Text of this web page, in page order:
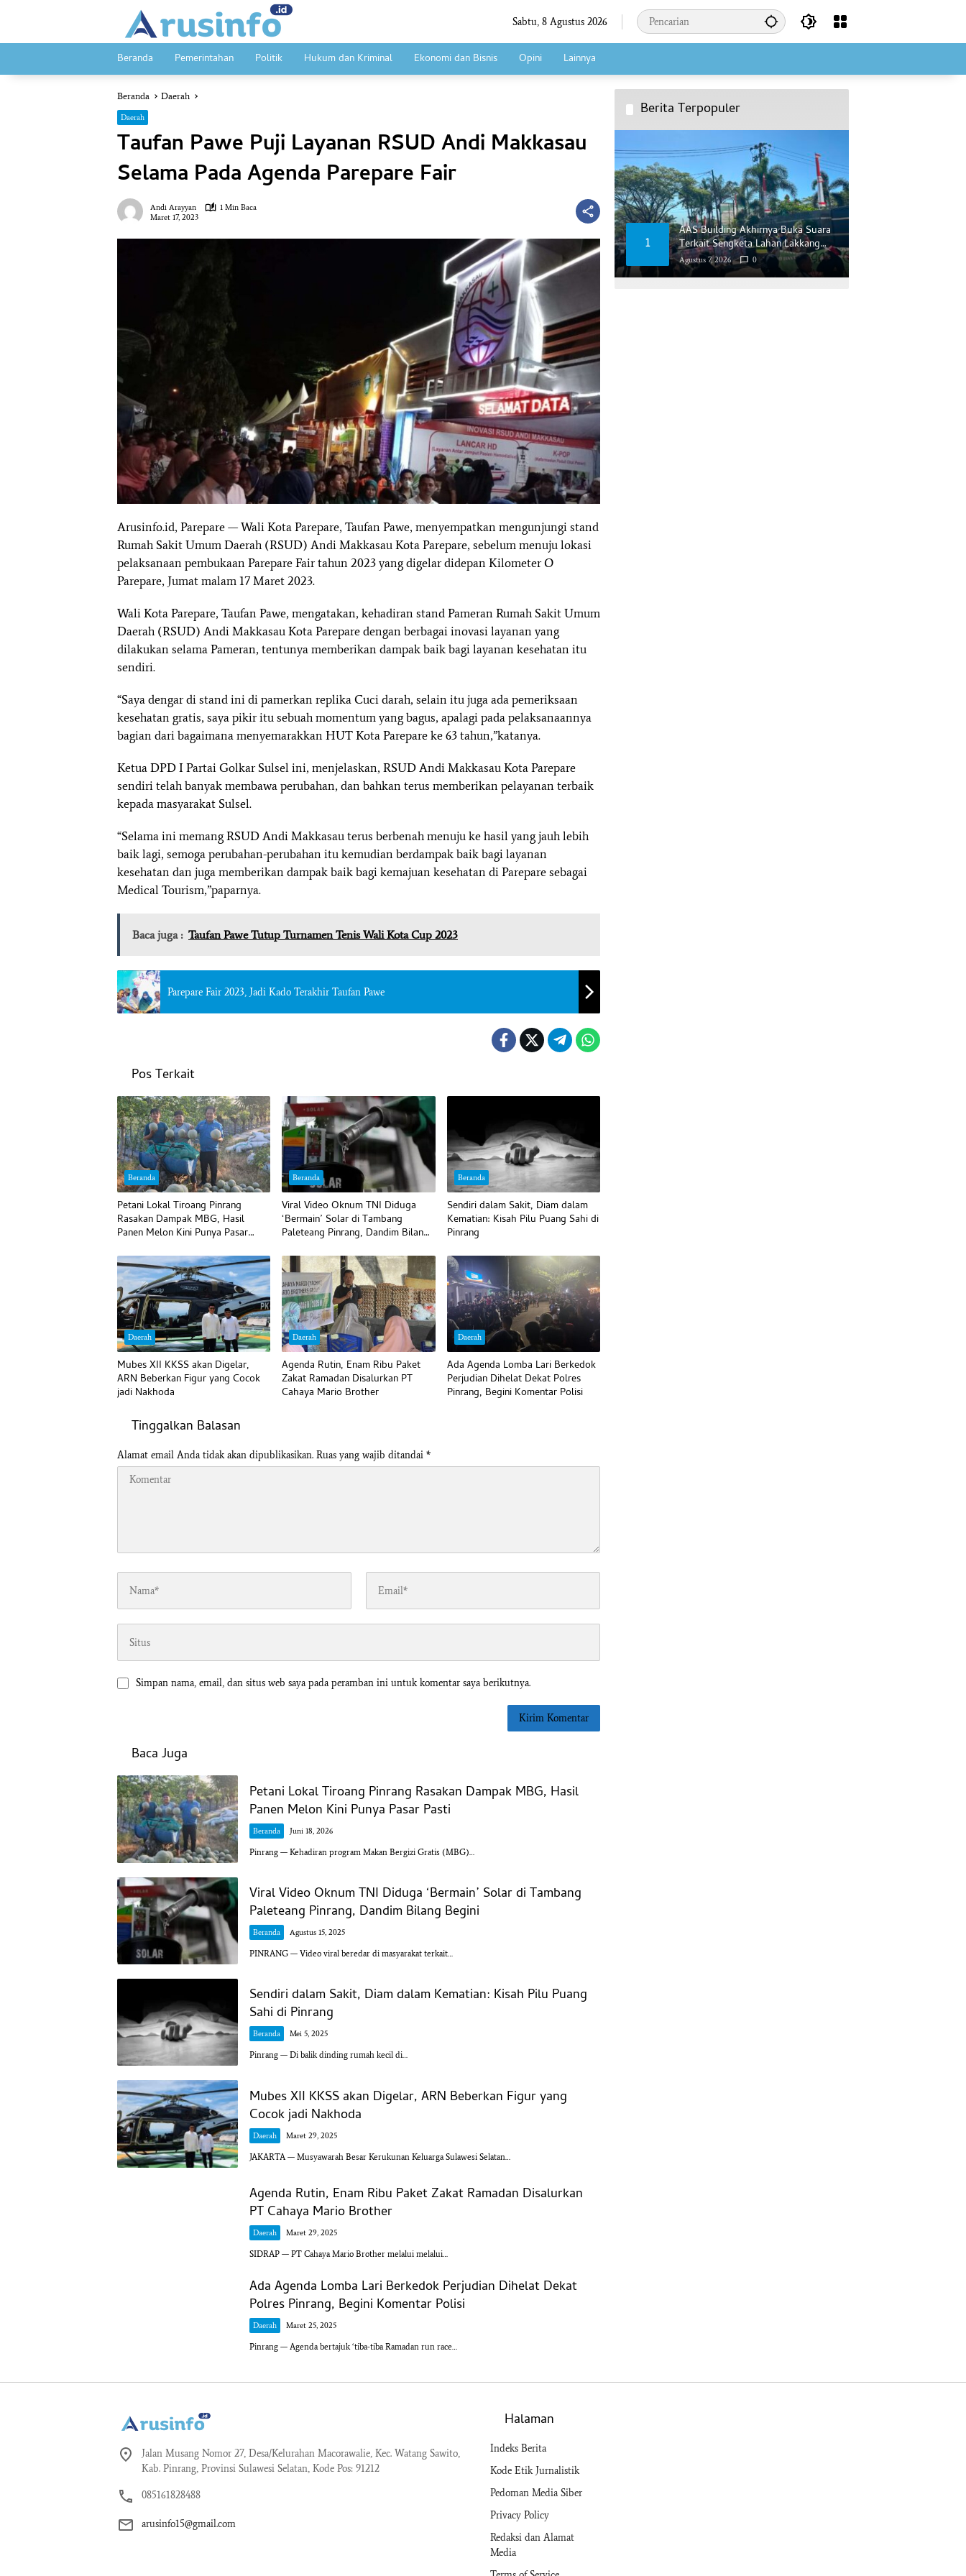
Sabtu, 8 Agustus 2026
Beranda Pemerintahan Politik Hukum dan Kriminal Ekonomi dan Bisnis Opini Lainnya
Beranda Daerah
Daerah
Taufan Pawe Puji Layanan RSUD Andi Makkasau
Selama Pada Agenda Parepare Fair
Andi Arayyan
1 Min Baca
Maret 17, 2023
Arusinfo.id, Parepare — Wali Kota Parepare, Taufan Pawe, menyempatkan mengunjungi stand
Rumah Sakit Umum Daerah (RSUD) Andi Makkasau Kota Parepare, sebelum menuju lokasi
pelaksanaan pembukaan Parepare Fair tahun 2023 yang digelar didepan Kilometer O
Parepare, Jumat malam 17 Maret 2023.
Wali Kota Parepare, Taufan Pawe, mengatakan, kehadiran stand Pameran Rumah Sakit Umum
Daerah (RSUD) Andi Makkasau Kota Parepare dengan berbagai inovasi layanan yang
dilakukan selama Pameran, tentunya memberikan dampak baik bagi layanan kesehatan itu
sendiri.
“Saya dengar di stand ini di pamerkan replika Cuci darah, selain itu juga ada pemeriksaan
kesehatan gratis, saya pikir itu sebuah momentum yang bagus, apalagi pada pelaksanaannya
bagian dari bagaimana menyemarakkan HUT Kota Parepare ke 63 tahun,”katanya.
Ketua DPD I Partai Golkar Sulsel ini, menjelaskan, RSUD Andi Makkasau Kota Parepare
sendiri telah banyak membawa perubahan, dan bahkan terus memberikan pelayanan terbaik
kepada masyarakat Sulsel.
“Selama ini memang RSUD Andi Makkasau terus berbenah menuju ke hasil yang jauh lebih
baik lagi, semoga perubahan-perubahan itu kemudian berdampak baik bagi layanan
kesehatan dan juga memberikan dampak baik bagi kemajuan kesehatan di Parepare sebagai
Medical Tourism,”paparnya.
Baca juga : Taufan Pawe Tutup Turnamen Tenis Wali Kota Cup 2023
Parepare Fair 2023, Jadi Kado Terakhir Taufan Pawe
Pos Terkait
Beranda
Petani Lokal Tiroang Pinrang
Rasakan Dampak MBG, Hasil
Panen Melon Kini Punya Pasar
Beranda
Viral Video Oknum TNI Diduga
‘Bermain’ Solar di Tambang
Paleteang Pinrang, Dandim Bilang
Beranda
Sendiri dalam Sakit, Diam dalam
Kematian: Kisah Pilu Puang Sahi di
Pinrang
Daerah
Mubes XII KKSS akan Digelar,
ARN Beberkan Figur yang Cocok
jadi Nakhoda
Daerah
Agenda Rutin, Enam Ribu Paket
Zakat Ramadan Disalurkan PT
Cahaya Mario Brother
Daerah
Ada Agenda Lomba Lari Berkedok
Perjudian Dihelat Dekat Polres
Pinrang, Begini Komentar Polisi
Tinggalkan Balasan
Alamat email Anda tidak akan dipublikasikan. Ruas yang wajib ditandai *
Simpan nama, email, dan situs web saya pada peramban ini untuk komentar saya berikutnya.
Baca Juga
Petani Lokal Tiroang Pinrang Rasakan Dampak MBG, Hasil
Panen Melon Kini Punya Pasar Pasti
Beranda Juni 18, 2026
Pinrang — Kehadiran program Makan Bergizi Gratis (MBG)…
Viral Video Oknum TNI Diduga ‘Bermain’ Solar di Tambang
Paleteang Pinrang, Dandim Bilang Begini
Beranda Agustus 15, 2025
PINRANG — Video viral beredar di masyarakat terkait…
Sendiri dalam Sakit, Diam dalam Kematian: Kisah Pilu Puang
Sahi di Pinrang
Beranda Mei 5, 2025
Pinrang — Di balik dinding rumah kecil di…
Mubes XII KKSS akan Digelar, ARN Beberkan Figur yang
Cocok jadi Nakhoda
Daerah Maret 29, 2025
JAKARTA — Musyawarah Besar Kerukunan Keluarga Sulawesi Selatan…
Agenda Rutin, Enam Ribu Paket Zakat Ramadan Disalurkan
PT Cahaya Mario Brother
Daerah Maret 29, 2025
SIDRAP — PT Cahaya Mario Brother melalui melalui…
Ada Agenda Lomba Lari Berkedok Perjudian Dihelat Dekat
Polres Pinrang, Begini Komentar Polisi
Daerah Maret 25, 2025
Pinrang — Agenda bertajuk ‘tiba-tiba Ramadan run race…
Berita Terpopuler
1
AAS Building Akhirnya Buka Suara
Terkait Sengketa Lahan Lakkang
Ca’di
Agustus 7, 2026 0
Jalan Musang Nomor 27, Desa/Kelurahan Macorawalie, Kec. Watang Sawito,
Kab. Pinrang, Provinsi Sulawesi Selatan, Kode Pos: 91212
085161828488
arusinfo15@gmail.com
Halaman
Indeks Berita
Kode Etik Jurnalistik
Pedoman Media Siber
Privacy Policy
Redaksi dan Alamat
Media